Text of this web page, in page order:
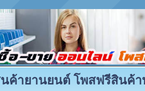
ค้ายานยนต์ โพสฟรีสินค้า